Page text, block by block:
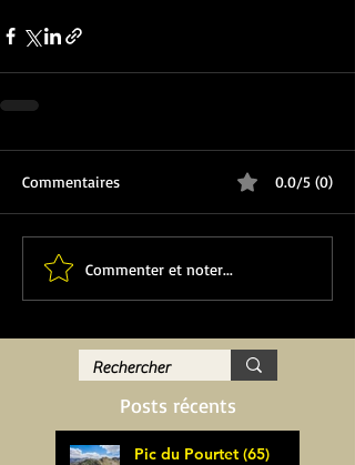
Commentaires 0.0/5 (0)
Commenter et noter...
Posts récents
Pic du Pourtet (65)